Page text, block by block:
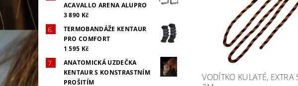
ACAVALLO ARENA ALUPRO
3 890 Kč
TERMOBANDÁŽE KENTAUR
PRO COMFORT
1 595 Kč
ANATOMICKÁ UZDEČKA
KENTAUR S KONSTRASTNÍM
PROŠITÍM
VODÍTKO KULATÉ, EXTRA